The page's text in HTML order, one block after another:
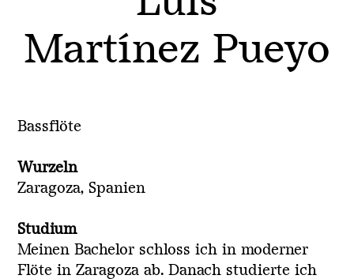
Martínez Pueyo
Bassflöte
Wurzeln
Zaragoza, Spanien
Studium
Meinen Bachelor schloss ich in moderner
Flöte in Zaragoza ab. Danach studierte ich